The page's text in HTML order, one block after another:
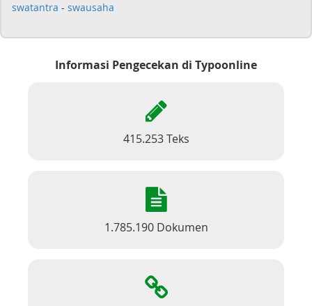
swatantra - swausaha
Informasi Pengecekan di Typoonline
415.253 Teks
1.785.190 Dokumen